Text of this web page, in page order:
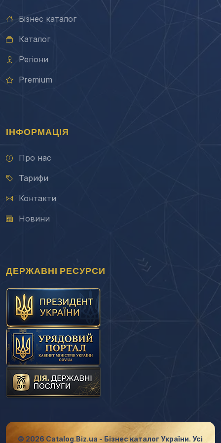
Бізнес каталог
Каталог
Регіони
Premium
ІНФОРМАЦІЯ
Про нас
Тарифи
Контакти
Новини
ДЕРЖАВНІ РЕСУРСИ
© 2026 Catalog.Biz.ua - Бізнес каталог України. Усі